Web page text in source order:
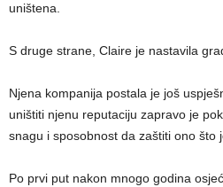
uništena.
S druge strane, Claire je nastavila
Njena kompanija postala je još
uništiti njenu reputaciju zapravo je
snagu i sposobnost da zaštiti ono što
Po prvi put nakon mnogo godina